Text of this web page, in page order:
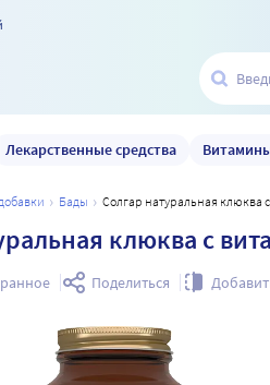
Лекарственные средства
бады Солгар натуральная клюква
клюква с
Поделиться